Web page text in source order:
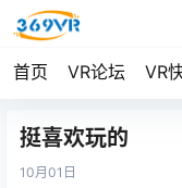
首页 VR论坛 VR
挺喜欢玩的
10月 01日